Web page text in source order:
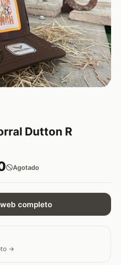
Dutton R
Agotado
completo
→